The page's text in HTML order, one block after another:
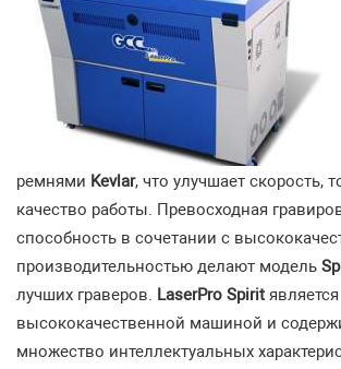
ремнями Kevlar, что улучшает скорость,
качество работы. Превосходная
способность в сочетании с
производительностью делают модель
лучших граверов. LaserPro Spirit является
высококачественной машиной и
множество интеллектуальных